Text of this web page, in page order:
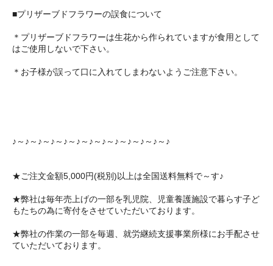
■プリザーブドフラワーの誤食について
＊プリザーブドフラワーは生花から作られていますが食用として
はご使用しないで下さい。
＊お子様が誤って口に入れてしまわないようご注意下さい。
♪～♪～♪～♪～♪～♪～♪～♪～♪～♪～♪～♪～♪
★ご注文金額5,000円(税別)以上は全国送料無料で～す♪
★弊社は毎年売上げの一部を乳児院、児童養護施設で暮らす子ど
もたちの為に寄付をさせていただいております。
★弊社の作業の一部を毎週、就労継続支援事業所様にお手配させ
ていただいております。